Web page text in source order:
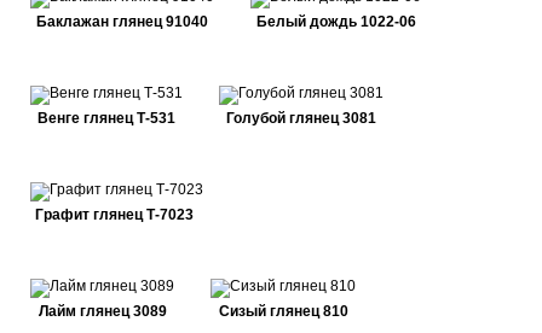
Баклажан глянец 91040 Белый дождь 1022-06
Венге глянец Т-531 Голубой глянец 3081
Графит глянец Т-7023
Лайм глянец 3089 Сизый глянец 810